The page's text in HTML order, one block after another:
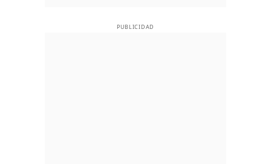
PUBLICIDAD